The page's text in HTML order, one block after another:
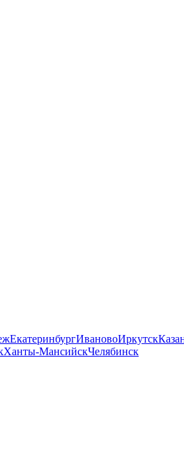
ЕкатеринбургИвановоИркутск
Ханты-МансийскЧелябинск